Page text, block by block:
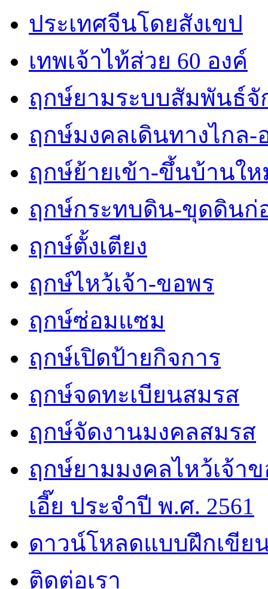
ประเทศจีนโดยสังเขป
เทพเจ้าไท้ส่วย 60 องค์
ฤกษ์ยามระบบสัมพันธ์จั
ฤกษ์มงคลเดินทางไกล-
ฤกษ์ย้ายเข้า-ขึ้นบ้านใ
ฤกษ์กระทบดิน-ขุดดินก่
ฤกษ์ตั้งเตียง
ฤกษ์ไหว้เจ้า-ขอพร
ฤกษ์ซ่อมแซม
ฤกษ์เปิดป้ายกิจการ
ฤกษ์จดทะเบียนสมรส
ฤกษ์จัดงานมงคลสมรส
ฤกษ์ยามมงคลไหว้เจ้า
เอี๊ย ประจำปี พ.ศ. 2561
ดาวน์โหลดแบบฝึกเขีย
ติดต่อเรา